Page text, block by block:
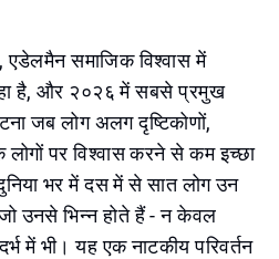
समाजिक विश्वास में
रहा है, और २०२६ में सबसे प्रमुख
जब लोग अलग दृष्टिकोणों,
के लोगों पर विश्वास करने से कम इच्छा
भर में दस में से सात लोग उन
उनसे भिन्न होते हैं - न केवल
में भी। यह एक नाटकीय परिवर्तन